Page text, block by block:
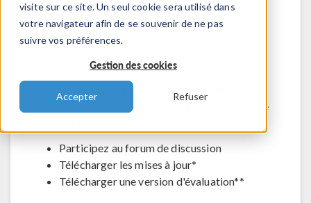
visite sur ce site. Un seul cookie sera utilisé dans
votre navigateur afin de se souvenir de ne pas
suivre vos préférences.
Gestion des cookies
Accepter Refuser
Bénéfices:
Modifier les informations de contact et de
Contacter le support technique
Voir les inscriptions aux évènements à venir
Accéder à COMSOL Exchange - partage de
Participez au forum de discussion
Télécharger les mises à jour*
Télécharger une version d'évaluation**